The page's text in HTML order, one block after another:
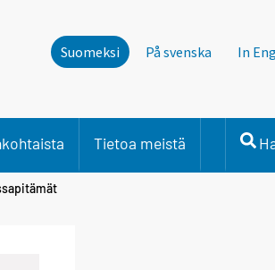
Suomeksi På svenska In
Tietoa meistä